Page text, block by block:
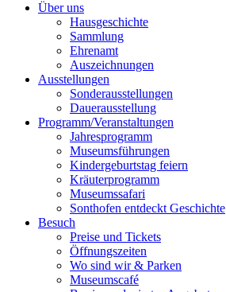
Über uns
Hausgeschichte
Sammlung
Ehrenamt
Auszeichnungen
Ausstellungen
Sonderausstellungen
Dauerausstellung
Programm/Veranstaltungen
Jahresprogramm
Museumsführungen
Kindergeburtstag feiern
Kräuterprogramm
Museumssafari
Sonthofen entdeckt Geschichte
Besuch
Preise und Tickets
Öffnungszeiten
Wo sind wir & Parken
Museumscafé